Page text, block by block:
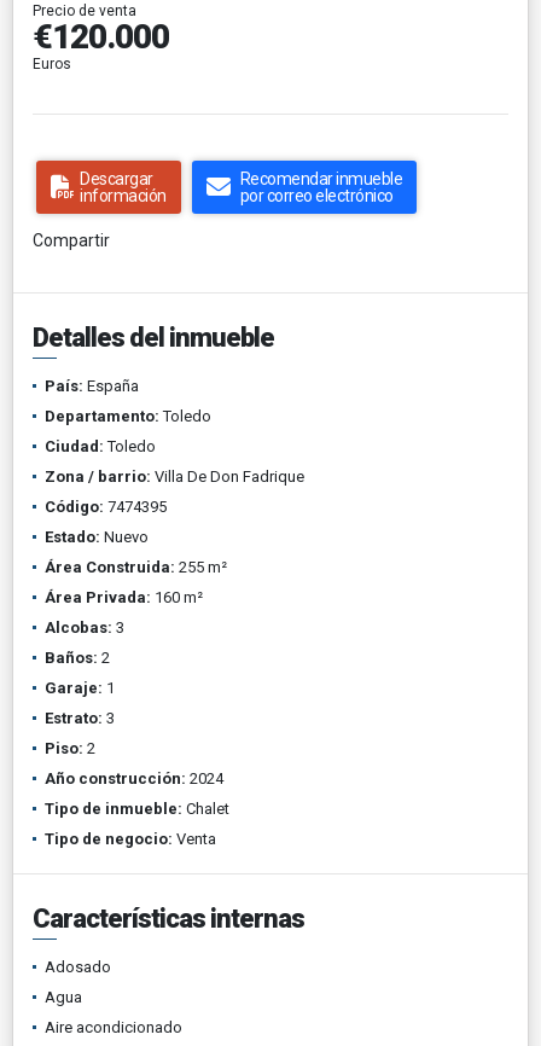
Precio de venta
€120.000
Euros
Descargar
información
Recomendar inmueble
por correo electrónico
Compartir
Detalles del inmueble
País: España
Departamento: Toledo
Ciudad: Toledo
Zona / barrio: Villa De Don Fadrique
Código: 7474395
Estado: Nuevo
Área Construida: 255 m²
Área Privada: 160 m²
Alcobas: 3
Baños: 2
Garaje: 1
Estrato: 3
Piso: 2
Año construcción: 2024
Tipo de inmueble: Chalet
Tipo de negocio: Venta
Características internas
Adosado
Agua
Aire acondicionado